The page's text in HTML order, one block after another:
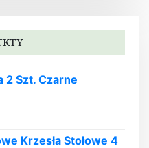
2 Szt. Czarne
Krzesła Stołowe 4